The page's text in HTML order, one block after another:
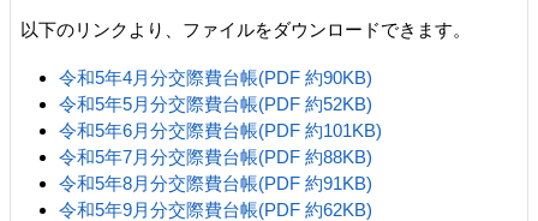
以下のリンクより、ファイルをダウンロードできます。
令和5年4月分交際費台帳(PDF 約90KB)
令和5年5月分交際費台帳(PDF 約52KB)
令和5年6月分交際費台帳(PDF 約101KB)
令和5年7月分交際費台帳(PDF 約88KB)
令和5年8月分交際費台帳(PDF 約91KB)
令和5年9月分交際費台帳(PDF 約62KB)